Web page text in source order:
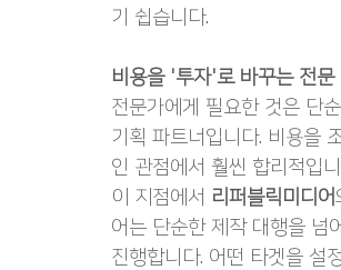
기 쉽습니다.
비용을 '투자'로 바꾸는 전문
전문가에게 필요한 것은 단
기획 파트너입니다. 비용을
인 관점에서 훨씬 합리적입
이 지점에서 리퍼블릭미디어
어는 단순한 제작 대행을 넘
진행합니다. 어떤 타겟을 설